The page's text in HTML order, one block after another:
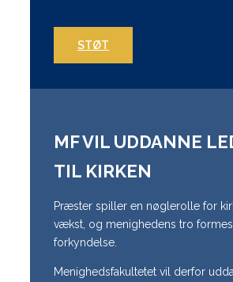
STØT
MF VIL UDDANNE
TIL KIRKEN
Præster spiller en nøglerolle for
vækst, og menighedens tro
forkyndelse.
Menighedsfakultetet vil derfor